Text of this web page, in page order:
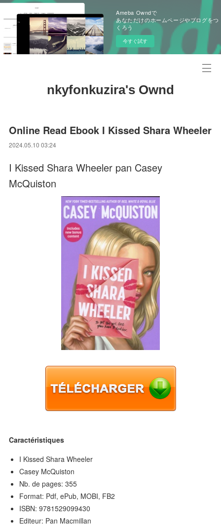
Ameba Owndで
あなただけのホームページやブログをつ
くろう
今すぐ試す
nkyfonkuzira's Ownd
Online Read Ebook I Kissed Shara Wheeler
2024.05.10 03:24
I Kissed Shara Wheeler pan Casey
McQuiston
Caractéristiques
I Kissed Shara Wheeler
Casey McQuiston
Nb. de pages: 355
Format: Pdf, ePub, MOBI, FB2
ISBN: 9781529099430
Editeur: Pan Macmillan